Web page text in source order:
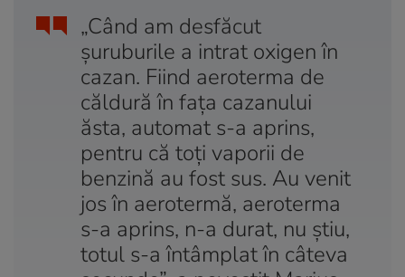
„Când am desfăcut
şuruburile a intrat oxigen în
cazan. Fiind aeroterma de
căldură în faţa cazanului
ăsta, automat s-a aprins,
pentru că toţi vaporii de
benzină au fost sus. Au venit
jos în aerotermă, aeroterma
s-a aprins, n-a durat, nu ştiu,
totul s-a întâmplat în câteva